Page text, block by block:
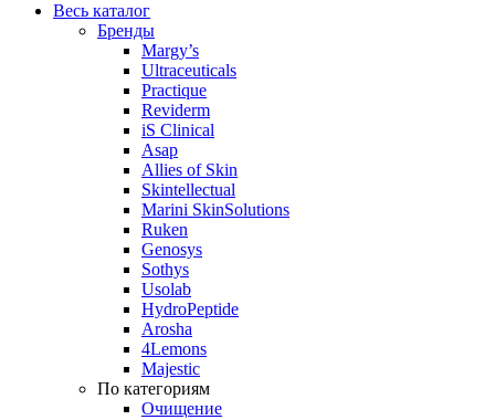
Весь каталог
Бренды
Margy’s
Ultraceuticals
Practique
Reviderm
iS Clinical
Asap
Allies of Skin
Skintellectual
Marini SkinSolutions
Ruken
Genosys
Sothys
Usolab
HydroPeptide
Arosha
4Lemons
Majestic
По категориям
Очищение